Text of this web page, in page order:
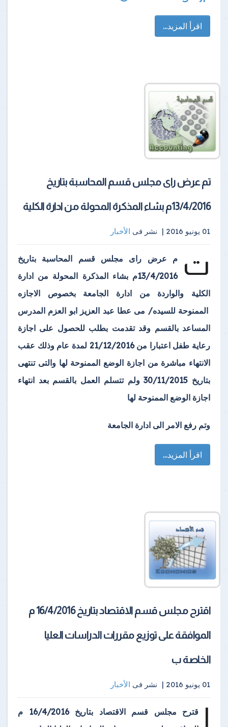
اقرأ المزيد...
تم عرض راى مجلس قسم المحاسبة بتاريخ
13/4/2016م بشاء المذكرة المحولة من ادارة الكلية
01 يونيو 2016 | نشر فى الأخبار
ت
م عرض راى مجلس قسم المحاسبة بتاريخ
13/4/2016م بشاء المذكرة المحولة من ادارة
الكلية والواردة من ادارة الجامعة بخصوص الاجازه
الممنوحة للسيده/ مى عطا عبد العزيز ابو العزم المدرس
المساعد بالقسم وقد تقدمت بطلب للحصول على اجازة
رعاية طفل اعتبارا من 21/12/2016 لمدة عام وذلك عقب
الانتهاء مباشرة من اجازة الوضع الممنوحة لها والتى تنتهى
بتاريخ 30/11/2015 ولم تتسلم العمل بالقسم بعد انتهاء
اجازة الوضع الممنوحة لها
وتم رفع الامر الى ادارة الجامعة
اقرأ المزيد...
اقترح مجلس قسم الاقتصاد بتاريخ 16/4/2016 م
الموافقة على توزيع مقررات الدراسات العليا
الخاصة ب
01 يونيو 2016 | نشر فى الأخبار
ا
قترح مجلس قسم الاقتصاد بتاريخ 16/4/2016 م